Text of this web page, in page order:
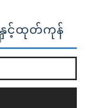
နှင့်ထုတ်ကုန်
ရင်း join? *